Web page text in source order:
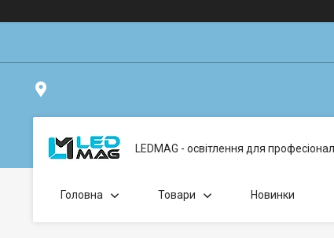
LEDMAG - освітлення для
Головна Товари Новинки